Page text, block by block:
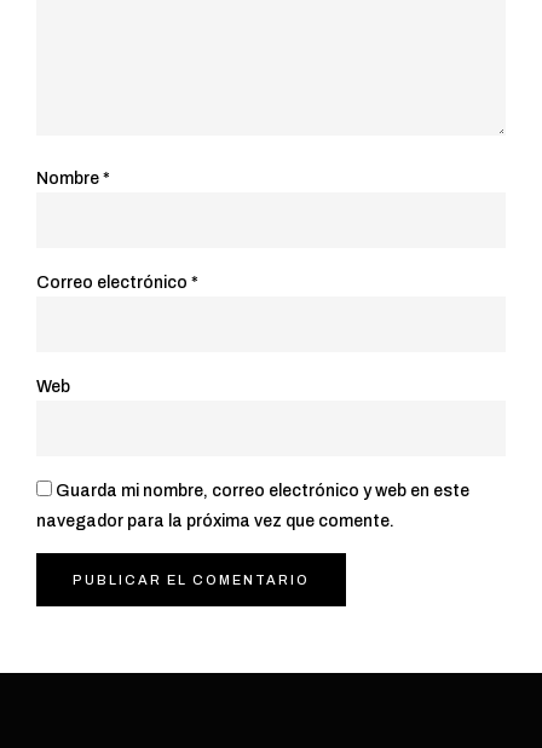
Nombre *
Correo electrónico *
Web
Guarda mi nombre, correo electrónico y web en este
navegador para la próxima vez que comente.